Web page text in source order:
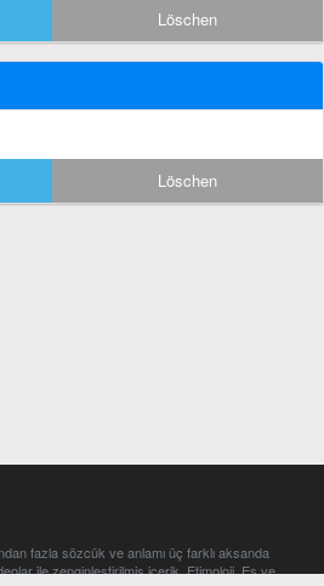
Löschen
Löschen
fazla sözcük ve anlamı üç farklı aksanda
ile zenginleştirilmiş içerik. Etimoloji, Eş ve